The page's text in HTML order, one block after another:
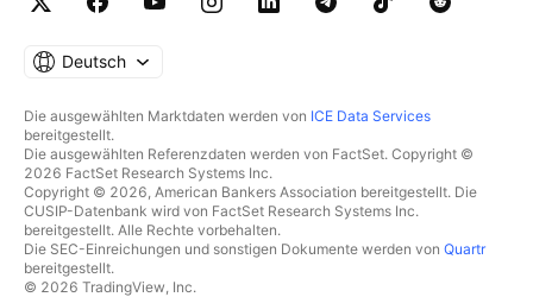
Deutsch
Die ausgewählten Marktdaten werden von ICE Data Services
bereitgestellt.
Die ausgewählten Referenzdaten werden von FactSet. Copyright ©
2026 FactSet Research Systems Inc.
Copyright © 2026, American Bankers Association bereitgestellt. Die
CUSIP-Datenbank wird von FactSet Research Systems Inc.
bereitgestellt. Alle Rechte vorbehalten.
Die SEC-Einreichungen und sonstigen Dokumente werden von Quartr
bereitgestellt.
© 2026 TradingView, Inc.